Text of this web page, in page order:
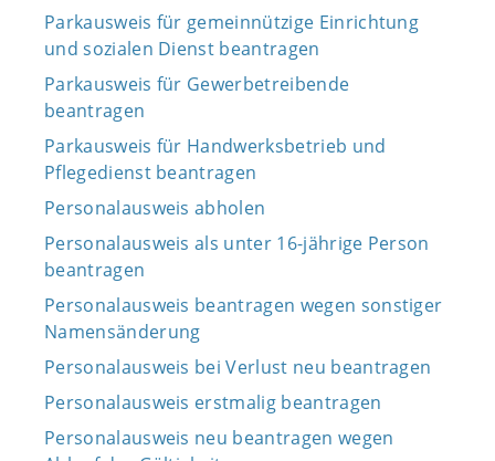
Parkausweis für gemeinnützige Einrichtung
und sozialen Dienst beantragen
Parkausweis für Gewerbetreibende
beantragen
Parkausweis für Handwerksbetrieb und
Pflegedienst beantragen
Personalausweis abholen
Personalausweis als unter 16-jährige Person
beantragen
Personalausweis beantragen wegen sonstiger
Namensänderung
Personalausweis bei Verlust neu beantragen
Personalausweis erstmalig beantragen
Personalausweis neu beantragen wegen